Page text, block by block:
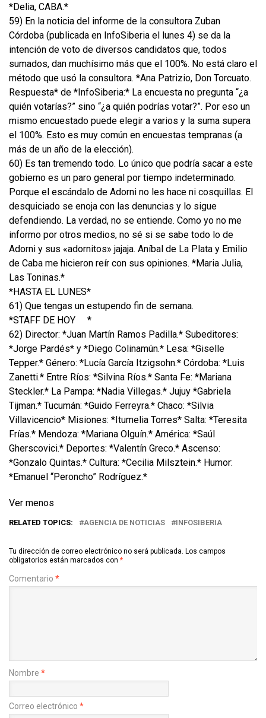
*Delia, CABA.*
59) En la noticia del informe de la consultora Zuban
Córdoba (publicada en InfoSiberia el lunes 4) se da la
intención de voto de diversos candidatos que, todos
sumados, dan muchísimo más que el 100%. No está claro el
método que usó la consultora. *Ana Patrizio, Don Torcuato.
Respuesta* de *InfoSiberia:* La encuesta no pregunta “¿a
quién votarías?” sino “¿a quién podrías votar?”. Por eso un
mismo encuestado puede elegir a varios y la suma supera
el 100%. Esto es muy común en encuestas tempranas (a
más de un año de la elección).
60) Es tan tremendo todo. Lo único que podría sacar a este
gobierno es un paro general por tiempo indeterminado.
Porque el escándalo de Adorni no les hace ni cosquillas. El
desquiciado se enoja con las denuncias y lo sigue
defendiendo. La verdad, no se entiende. Como yo no me
informo por otros medios, no sé si se sabe todo lo de
Adorni y sus «adornitos» jajaja. Aníbal de La Plata y Emilio
de Caba me hicieron reír con sus opiniones. *Maria Julia,
Las Toninas.*
*HASTA EL LUNES*
61) Que tengas un estupendo fin de semana.
*STAFF DE HOY
*
62) Director: *Juan Martín Ramos Padilla.* Subeditores:
*Jorge Pardés* y *Diego Colinamún.* Lesa: *Giselle
Tepper.* Género: *Lucía García Itzigsohn.* Córdoba: *Luis
Zanetti.* Entre Ríos: *Silvina Ríos.* Santa Fe: *Mariana
Steckler.* La Pampa: *Nadia Villegas.* Jujuy *Gabriela
Tijman.* Tucumán: *Guido Ferreyra.* Chaco: *Silvia
Villavicencio* Misiones: *Itumelia Torres* Salta: *Teresita
Frías.* Mendoza: *Mariana Olguín.* América: *Saúl
Gherscovici.* Deportes: *Valentín Greco.* Ascenso:
*Gonzalo Quintas.* Cultura: *Cecilia Milsztein.* Humor:
*Emanuel “Peroncho” Rodríguez.*
Ver menos
RELATED TOPICS: AGENCIA DE NOTICIAS INFOSIBERIA
Tu dirección de correo electrónico no será publicada. Los campos
obligatorios están marcados con *
Comentario *
Nombre *
Correo electrónico *